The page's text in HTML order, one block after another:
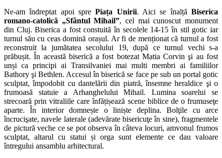
Ne-am îndreptat apoi sprePiața Unirii. Aici se înalțăBiserica
romano-catolică „Sfântul Mihail”, cel mai cunoscut monument
din Cluj. Biserica a fost constuită în secolele 14-15 în stil gotic iar
turnul său cu ceas domină orașul. Ar fi de menționat că turnul a fost
reconstruit la jumătatea secolului 19, după ce turnul vechi s-a
prăbușit. În această biserică a fost botezat Matia Corvin şi au fost
unși ca principi ai Transilvaniei mai multi membri ai familiilor
Bathory şi Bethlen. Accesul în biserică se face pe sub un portal gotic
sculptat, împodobit cu dantelării din piatră, însemne heraldice şi o
frumoasă statuie a Arhanghelului Mihail. Lumina soarelui se
strecoară prin vitraliile care înfățișează scene biblice de o frumuseţe
aparte. În interior domnește o liniște deplina. Bolţile cu arce
încrucişate, navele laterale (adevărate bisericuţe în sine), fragmentele
de pictură veche ce se pot observa în câteva locuri, amvonul frumos
sculptat, altarul cu statui și orga sunt elemente ce dau valoare
întregului ansamblu arhitectural.